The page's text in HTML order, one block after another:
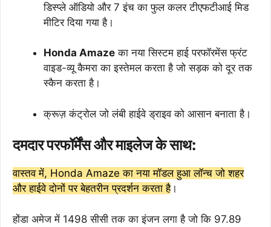
डिस्प्ले ऑडियो और 7 इंच का फुल कलर टीएफटीआई मिड
मीटिर दिया गया है।
Honda Amaze का नया सिस्टम हाई परफॉरमेंस फ्रंट
वाइड-व्यू कैमरा का इस्तेमल करता है जो सड़क को दूर तक
स्कैन करता है।
क्रूज़ कंट्रोल जो लंबी हाईवे ड्राइव को आसान बनाता है।
दमदार परफॉर्मेंस और माइलेज के साथ:
वास्तव में, Honda Amaze का नया मॉडल हुआ लॉन्च जो शहर
और हाईवे दोनों पर बेहतरीन प्रदर्शन करता है।
होंडा अमेज में 1498 सीसी तक का इंजन लगा है जो कि 97.89